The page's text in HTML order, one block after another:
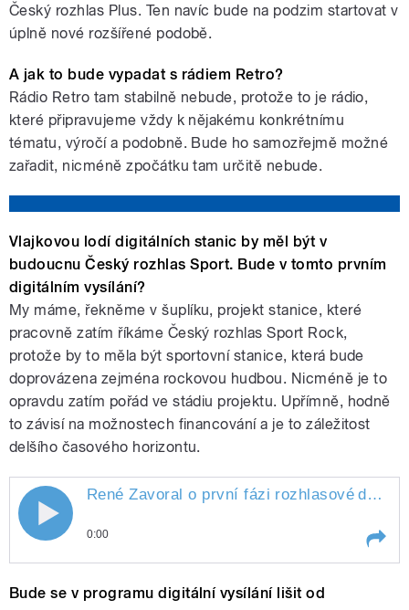
Český rozhlas Plus. Ten navíc bude na podzim startovat v
úplně nové rozšířené podobě.
A jak to bude vypadat s rádiem Retro?
Rádio Retro tam stabilně nebude, protože to je rádio,
které připravujeme vždy k nějakému konkrétnímu
tématu, výročí a podobně. Bude ho samozřejmě možné
zařadit, nicméně zpočátku tam určitě nebude.
Vlajkovou lodí digitálních stanic by měl být v
budoucnu Český rozhlas Sport. Bude v tomto prvním
digitálním vysílání?
My máme, řekněme v šuplíku, projekt stanice, které
pracovně zatím říkáme Český rozhlas Sport Rock,
protože by to měla být sportovní stanice, která bude
doprovázena zejména rockovou hudbou. Nicméně je to
opravdu zatím pořád ve stádiu projektu. Upřímně, hodně
to závisí na možnostech financování a je to záležitost
delšího časového horizontu.
René Zavoral o první fázi rozhlasové digitalizace
0:00
rozhlasové
Bude se v programu digitální vysílání lišit od